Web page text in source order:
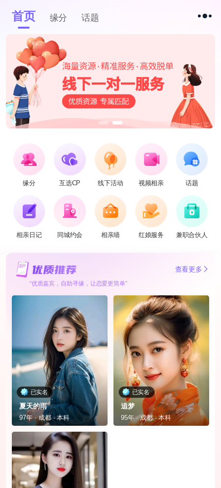
首页 缘分 话题
缘分 互选CP 线下活动 视频相亲 话题
相亲日记 同城约会 相亲墙 红娘服务 兼职合伙人
查看更多
“优质嘉宾，自助寻缘，让恋爱更简单”
已实名
夏天的雨
97年 · 成都 · 本科
已实名
追梦
95年 · 成都 · 本科